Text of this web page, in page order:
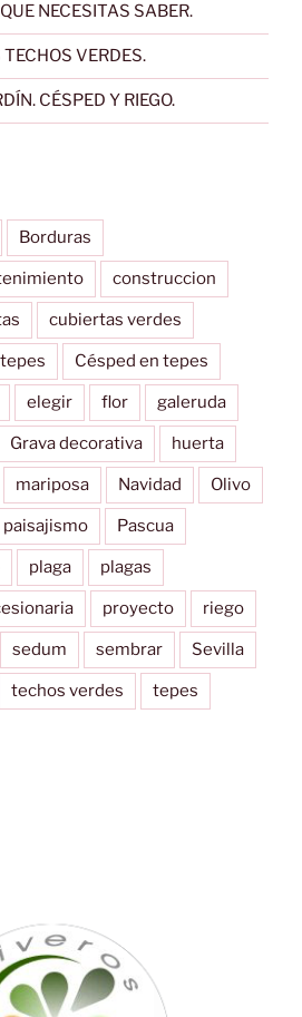
NECESITAS SABER.
VERDES.
CÉSPED Y RIEGO.
Borduras
construccion
cubiertas verdes
Césped en tepes
elegir flor galeruda
Grava decorativa huerta
mariposa Navidad Olivo
paisajismo Pascua
plaga plagas
proyecto riego
sedum sembrar Sevilla
techos verdes tepes